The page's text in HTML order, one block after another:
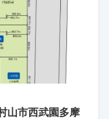
山市西武園多摩